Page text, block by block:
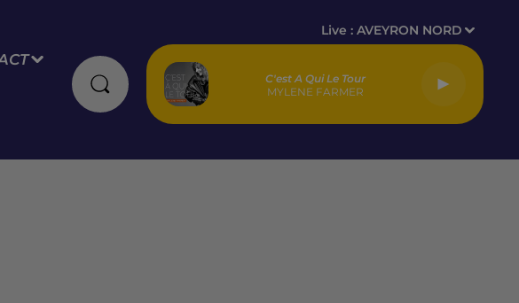
Live :AVEYRON NORD
C'est A Qui Le Tour
MYLENE FARMER